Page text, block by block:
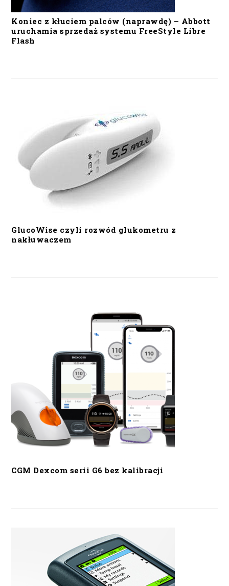
Koniec z kłuciem palców (naprawdę) – Abbott
uruchamia sprzedaż systemu FreeStyle Libre
Flash
GlucoWise czyli rozwód glukometru z
nakłuwaczem
CGM Dexcom serii G6 bez kalibracji